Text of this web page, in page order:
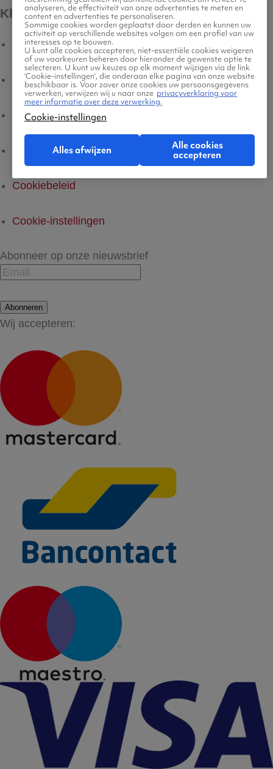
Kleine lettertjes
Voorwaarden
Privacyverklaring
Legal Notice
Platform Transparantie
Cookiebeleid
Cookie-instellingen
Abonneer op onze nieuwsbrief
Abonneren
Wij accepteren:
analyseren, de effectiviteit van onze advertenties te meten en
content en advertenties te personaliseren.
Sommige cookies worden geplaatst door derden en kunnen uw
activiteit op verschillende websites volgen om een profiel van uw
interesses op te bouwen.
U kunt alle cookies accepteren, niet-essentiële cookies weigeren
of uw voorkeuren beheren door hieronder de gewenste optie te
selecteren. U kunt uw keuzes op elk moment wijzigen via de link
‘Cookie-instellingen’, die onderaan elke pagina van onze website
beschikbaar is. Voor zover onze cookies uw persoonsgegevens
verwerken, verwijzen wij u naar onze privacyverklaring voor
meer informatie over deze verwerking.
Cookie-instellingen
Alles afwijzen
Alle cookies
accepteren